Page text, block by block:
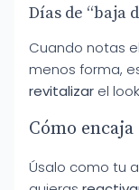
Días de “baja
Cuando notas
menos forma,
revitalizar el
Cómo
Úsalo como tu